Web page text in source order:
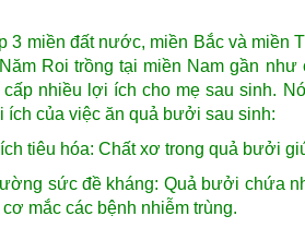
3 miền đất nước, miền Bắc và miền
Roi trồng tại miền Nam gần
nhiều lợi ích cho mẹ sau sinh.
ích của việc ăn quả bưởi sau sinh:
tiêu hóa: Chất xơ trong quả bưởi
sức đề kháng: Quả bưởi chứa
mắc các bệnh nhiễm trùng.